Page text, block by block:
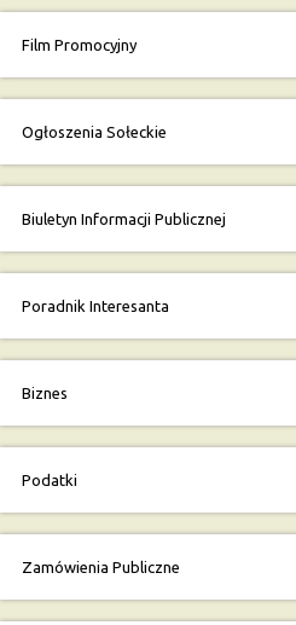
Film Promocyjny
Ogłoszenia Sołeckie
Biuletyn Informacji Publicznej
Poradnik Interesanta
Biznes
Podatki
Zamówienia Publiczne